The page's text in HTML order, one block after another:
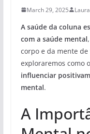
March 29, 2025 Laura
A saúde da coluna
com a saúde mental
corpo e da mente
exploraremos como o
influenciar
mental.
A